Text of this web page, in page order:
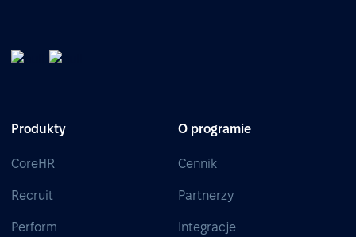
Produkty
CoreHR
Recruit
Perform
O programie
Cennik
Partnerzy
Integracje